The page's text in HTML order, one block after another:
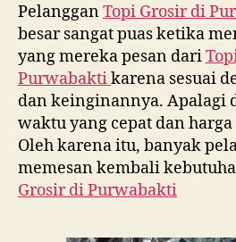
PelangganTopi Grosir di
besar sangat puas ketika
yang mereka pesan dari
Purwabaktikarena sesuai
dan keinginannya. Apalagi
waktu yang cepat dan
Oleh karena itu, banyak
memesan kembali
Grosir diPurwabakti